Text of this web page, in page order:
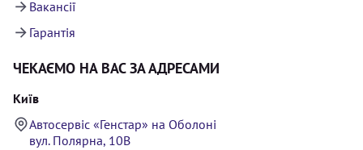
Вакансії
Гарантія
ЧЕКАЄМО НА ВАС ЗА АДРЕСАМИ
Київ
Автосервіс «Генстар» на Оболоні
вул. Полярна, 10В